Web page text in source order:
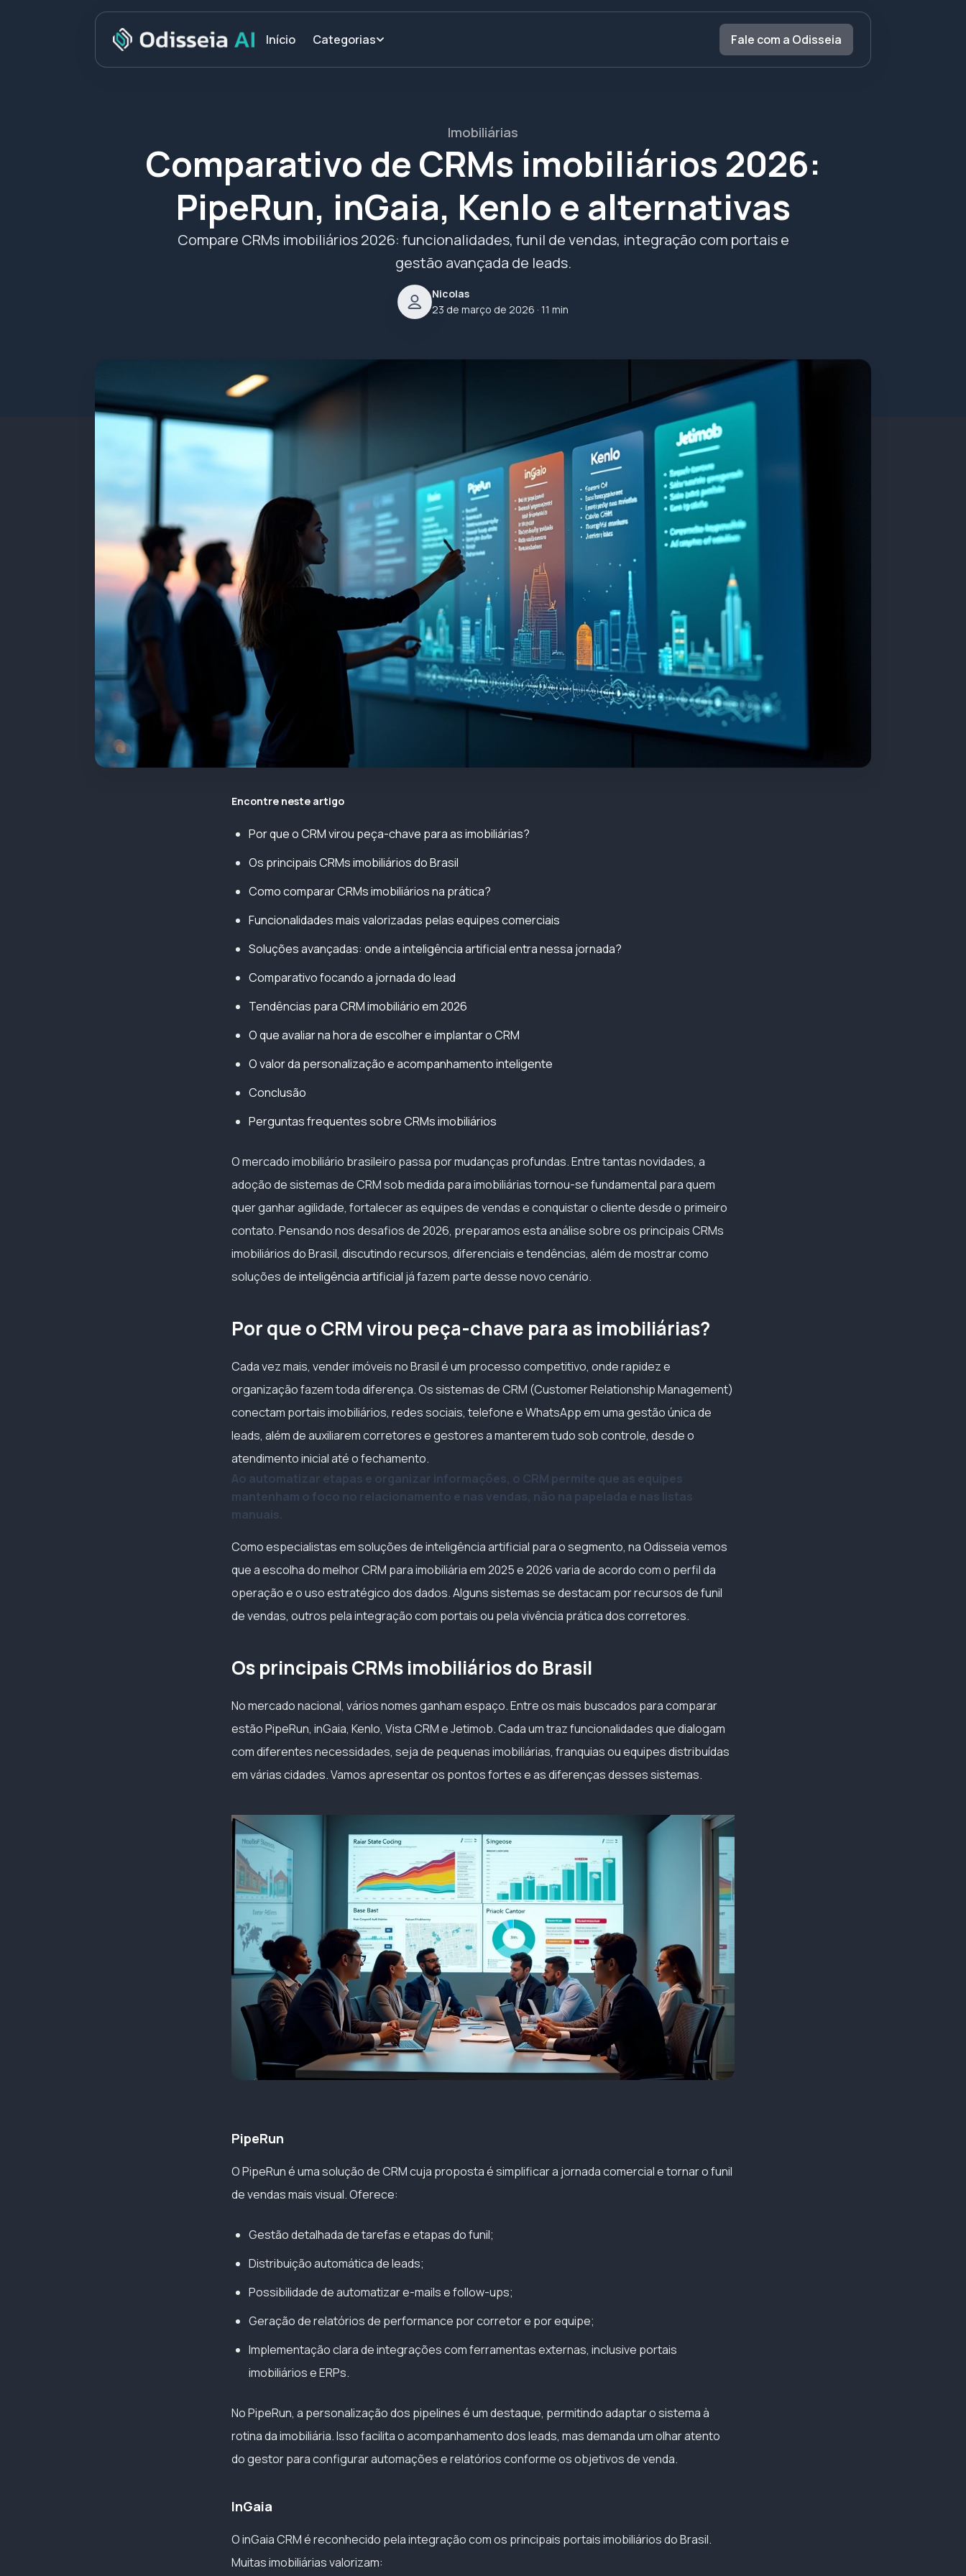
Início Categorias Fale com a Odisseia
Imobiliárias
Comparativo de CRMs imobiliários 2026:
PipeRun, inGaia, Kenlo e alternativas
Compare CRMs imobiliários 2026: funcionalidades, funil de vendas, integração com portais e
gestão avançada de leads.
Nicolas
23 de março de 2026 · 11 min
Encontre neste artigo
Por que o CRM virou peça-chave para as imobiliárias?
Os principais CRMs imobiliários do Brasil
Como comparar CRMs imobiliários na prática?
Funcionalidades mais valorizadas pelas equipes comerciais
Soluções avançadas: onde a inteligência artificial entra nessa jornada?
Comparativo focando a jornada do lead
Tendências para CRM imobiliário em 2026
O que avaliar na hora de escolher e implantar o CRM
O valor da personalização e acompanhamento inteligente
Conclusão
Perguntas frequentes sobre CRMs imobiliários
O mercado imobiliário brasileiro passa por mudanças profundas. Entre tantas novidades, a
adoção de sistemas de CRM sob medida para imobiliárias tornou-se fundamental para quem
quer ganhar agilidade, fortalecer as equipes de vendas e conquistar o cliente desde o primeiro
contato. Pensando nos desafios de 2026, preparamos esta análise sobre os principais CRMs
imobiliários do Brasil, discutindo recursos, diferenciais e tendências, além de mostrar como
soluções deinteligência artificial já fazem parte desse novo cenário.
Por que o CRM virou peça-chave para as imobiliárias?
Cada vez mais, vender imóveis no Brasil é um processo competitivo, onde rapidez e
organização fazem toda diferença. Os sistemas de CRM (Customer Relationship Management)
conectam portais imobiliários, redes sociais, telefone e WhatsApp em uma gestão única de
leads, além de auxiliarem corretores e gestores a manterem tudo sob controle, desde o
atendimento inicial até o fechamento.
Ao automatizar etapas e organizar informações, o CRM permite que as equipes
mantenham o foco no relacionamento e nas vendas, não na papelada e nas listas
manuais.
Como especialistas em soluções de inteligência artificial para o segmento, na Odisseia vemos
que a escolha do melhor CRM para imobiliária em 2025 e 2026 varia de acordo com o perfil da
operação e o uso estratégico dos dados. Alguns sistemas se destacam por recursos de funil
de vendas, outros pela integração com portais ou pela vivência prática dos corretores.
Os principais CRMs imobiliários do Brasil
No mercado nacional, vários nomes ganham espaço. Entre os mais buscados para comparar
estão PipeRun, inGaia, Kenlo, Vista CRM e Jetimob. Cada um traz funcionalidades que dialogam
com diferentes necessidades, seja de pequenas imobiliárias, franquias ou equipes distribuídas
em várias cidades. Vamos apresentar os pontos fortes e as diferenças desses sistemas.
PipeRun
O PipeRun é uma solução de CRM cuja proposta é simplificar a jornada comercial e tornar o funil
de vendas mais visual. Oferece:
Gestão detalhada de tarefas e etapas do funil;
Distribuição automática de leads;
Possibilidade de automatizar e-mails e follow-ups;
Geração de relatórios de performance por corretor e por equipe;
Implementação clara de integrações com ferramentas externas, inclusive portais
imobiliários e ERPs.
No PipeRun, a personalização dos pipelines é um destaque, permitindo adaptar o sistema à
rotina da imobiliária. Isso facilita o acompanhamento dos leads, mas demanda um olhar atento
do gestor para configurar automações e relatórios conforme os objetivos de venda.
InGaia
O inGaia CRM é reconhecido pela integração com os principais portais imobiliários do Brasil.
Muitas imobiliárias valorizam: